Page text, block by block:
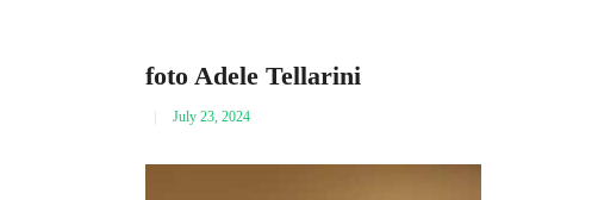
foto Adele Tellarini
July 23, 2024